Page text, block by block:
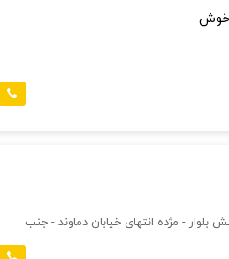
خوش
بلوار - مژده انتهای خیابان دماوند - جنب